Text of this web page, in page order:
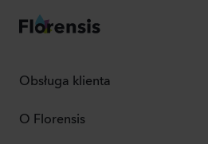
Obsługa klienta
O Florensis